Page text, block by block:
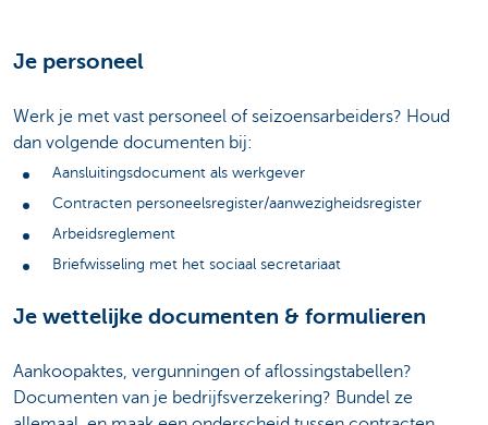
Je personeel
Werk je met vast personeel of seizoensarbeiders? Houd
dan volgende documenten bij:
Aansluitingsdocument als werkgever
Contracten personeelsregister/aanwezigheidsregister
Arbeidsreglement
Briefwisseling met het sociaal secretariaat
Je wettelijke documenten & formulieren
Aankoopaktes, vergunningen of aflossingstabellen?
Documenten van je bedrijfsverzekering? Bundel ze